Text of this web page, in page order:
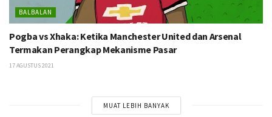
BALBALAN
Pogba vs Xhaka: Ketika Manchester United dan Arsenal
Termakan Perangkap Mekanisme Pasar
17 AGUSTUS 2021
MUAT LEBIH BANYAK